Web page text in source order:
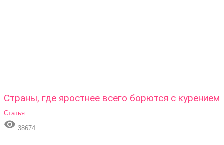
Страны, где яростнее всего борются с курением
Статья
 38674